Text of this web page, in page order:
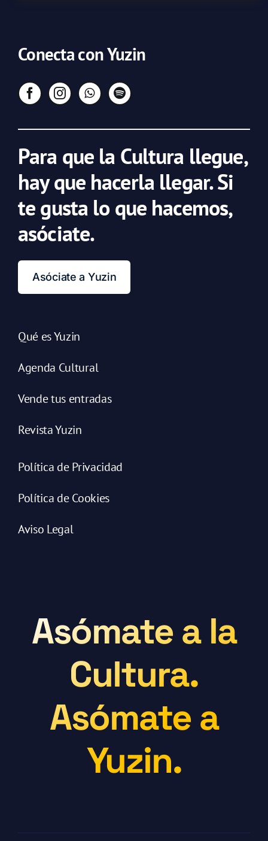
Conecta con Yuzin
Para que la Cultura llegue,
hay que hacerla llegar. Si
te gusta lo que hacemos,
asóciate.
Asóciate a Yuzin
Qué es Yuzin
Agenda Cultural
Vende tus entradas
Revista Yuzin
Política de Privacidad
Política de Cookies
Aviso Legal
Asómate a la
Cultura.
Asómate a
Yuzin.